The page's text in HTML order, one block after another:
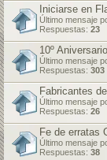
Iniciarse en
Último mensaje
Respuestas: 23
10º
Último mensaje
Respuestas: 303
Fabricantes
Último mensaje
Respuestas: 26
Fe de erratas
Último mensaje
Respuestas: 38